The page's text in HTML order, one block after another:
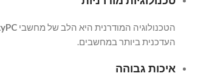
הטכנולוגיה המודרנית היא הלב של מחשבי
העדכנית ביותר במחשבים.
איכות גבוהה